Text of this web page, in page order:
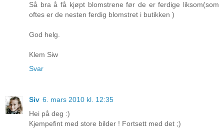
Så bra å få kjøpt blomstrene før de er ferdige liksom(som
oftes er de nesten ferdig blomstret i butikken )
God helg.
Klem Siw
Svar
Siv 6. mars 2010 kl. 12:35
Hei på deg :)
Kjempefint med store bilder ! Fortsett med det ;)